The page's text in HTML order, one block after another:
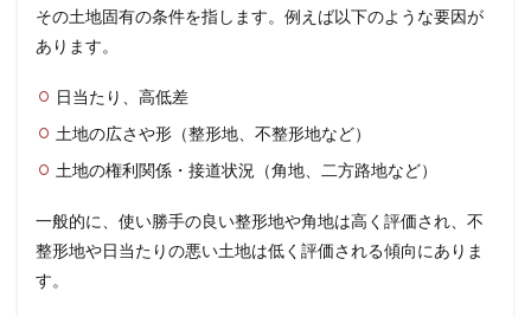
その土地固有の条件を指します。例えば以下のような要因が
あります。
日当たり、高低差
土地の広さや形（整形地、不整形地など）
土地の権利関係・接道状況（角地、二方路地など）
一般的に、使い勝手の良い整形地や角地は高く評価され、不
整形地や日当たりの悪い土地は低く評価される傾向にありま
す。